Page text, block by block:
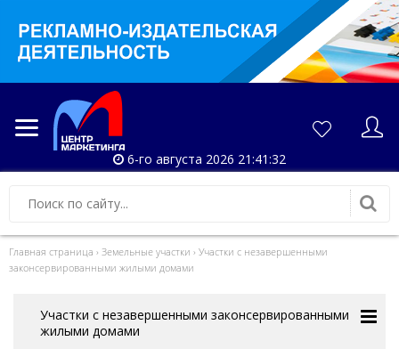
6-го августа 2026 21:41:33
Главная страница › Земельные участки › Участки с незавершенными
законсервированными жилыми домами
Участки с незавершенными законсервированными
жилыми домами